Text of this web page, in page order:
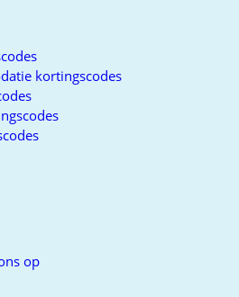
kortingscodes
op